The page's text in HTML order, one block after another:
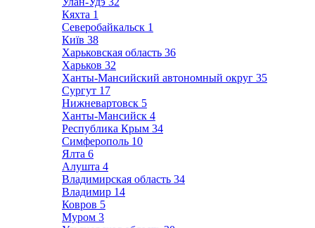
Кяхта 1
Северобайкальск 1
Київ 38
Харьковская область 36
Харьков 32
Ханты-Мансийский автономный округ 35
Сургут 17
Нижневартовск 5
Ханты-Мансийск 4
Республика Крым 34
Симферополь 10
Ялта 6
Алушта 4
Владимирская область 34
Владимир 14
Ковров 5
Муром 3